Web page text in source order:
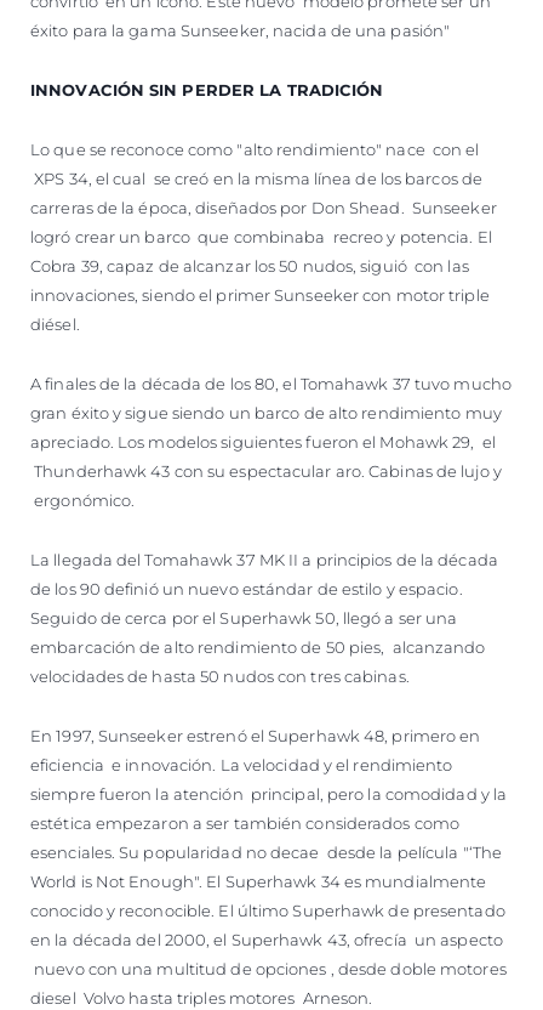
éxito para la gama Sunseeker, nacida de una pasión"
INNOVACIÓN SIN PERDER LA TRADICIÓN
Lo que se reconoce como "alto rendimiento" nace con el
XPS 34, el cual se creó en la misma línea de los barcos de
carreras de la época, diseñados por Don Shead. Sunseeker
logró crear un barco que combinaba recreo y potencia. El
Cobra 39, capaz de alcanzar los 50 nudos, siguió con las
innovaciones, siendo el primer Sunseeker con motor triple
diésel.
A finales de la década de los 80, el Tomahawk 37 tuvo mucho
gran éxito y sigue siendo un barco de alto rendimiento muy
apreciado. Los modelos siguientes fueron el Mohawk 29, el
Thunderhawk 43 con su espectacular aro. Cabinas de lujo y
ergonómico.
La llegada del Tomahawk 37 MK II a principios de la década
de los 90 definió un nuevo estándar de estilo y espacio.
Seguido de cerca por el Superhawk 50, llegó a ser una
embarcación de alto rendimiento de 50 pies, alcanzando
velocidades de hasta 50 nudos con tres cabinas.
En 1997, Sunseeker estrenó el Superhawk 48, primero en
eficiencia e innovación. La velocidad y el rendimiento
siempre fueron la atención principal, pero la comodidad y la
estética empezaron a ser también considerados como
esenciales. Su popularidad no decae desde la película "‘The
World is Not Enough". El Superhawk 34 es mundialmente
conocido y reconocible. El último Superhawk de presentado
en la década del 2000, el Superhawk 43, ofrecía un aspecto
nuevo con una multitud de opciones , desde doble motores
diesel Volvo hasta triples motores Arneson.